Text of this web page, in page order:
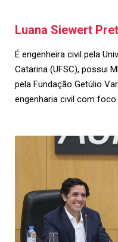
Luana Siewert
É engenheira civil pela
Catarina (UFSC), possui
pela Fundação Getúlio
engenharia civil com